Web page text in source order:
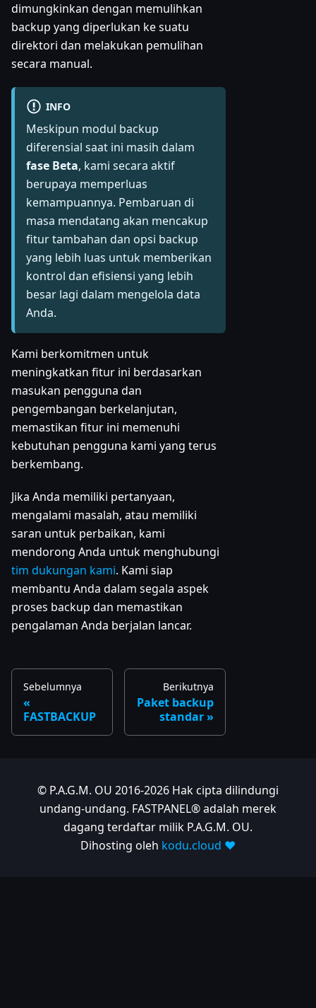
dimungkinkan dengan memulihkan
backup yang diperlukan ke suatu
direktori dan melakukan pemulihan
secara manual.
INFO
Meskipun modul backup
diferensial saat ini masih dalam
fase Beta, kami secara aktif
berupaya memperluas
kemampuannya. Pembaruan di
masa mendatang akan mencakup
fitur tambahan dan opsi backup
yang lebih luas untuk memberikan
kontrol dan efisiensi yang lebih
besar lagi dalam mengelola data
Anda.
Kami berkomitmen untuk
meningkatkan fitur ini berdasarkan
masukan pengguna dan
pengembangan berkelanjutan,
memastikan fitur ini memenuhi
kebutuhan pengguna kami yang terus
berkembang.
Jika Anda memiliki pertanyaan,
mengalami masalah, atau memiliki
saran untuk perbaikan, kami
mendorong Anda untuk menghubungi
tim dukungan kami. Kami siap
membantu Anda dalam segala aspek
proses backup dan memastikan
pengalaman Anda berjalan lancar.
Sebelumnya
FASTBACKUP
Berikutnya
Paket backup
standar
© P.A.G.M. OU 2016-2026 Hak cipta dilindungi
undang-undang. FASTPANEL® adalah merek
dagang terdaftar milik P.A.G.M. OU.
Dihosting oleh kodu.cloud ❤️